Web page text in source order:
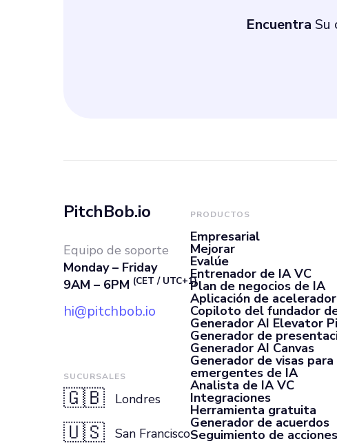
Encuentra Su
PitchBob.io
Equipo de soporte
Monday – Friday
9AM – 6PM (CET / UTC+1)
hi@pitchbob.io
SUCURSALES
🇬🇧 Londres
🇺🇸 San Francisco
PRODUCTOS
Empresarial
Mejorar
Evalúe
Entrenador de IA VC
Plan de negocios de IA
Aplicación de
Copiloto del fundador
Generador AI Elevator
Generador de
Generador AI Canvas
Generador de visas
emergentes de IA
Analista de IA VC
Integraciones
Herramienta gratuita
Generador de acuerdos
Seguimiento de acciones